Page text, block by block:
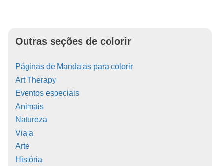
Outras seções de colorir
Páginas de Mandalas para colorir
Art Therapy
Eventos especiais
Animais
Natureza
Viaja
Arte
História